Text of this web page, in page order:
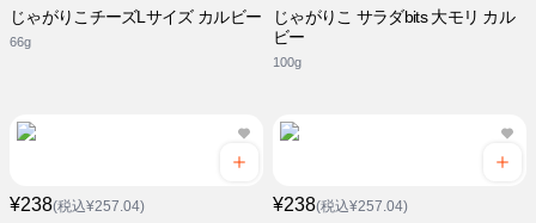
じゃがりこチーズLサイズ カルビー
66g
じゃがりこ サラダbits 大モリ カル
ビー
100g
¥238(税込¥257.04) ¥238(税込¥257.04)